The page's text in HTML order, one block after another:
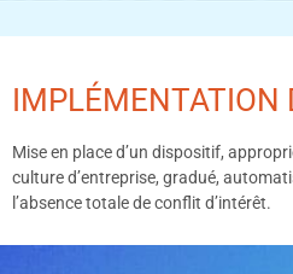
IMPLÉMENTATION
Mise en place d’un dispositif,
culture d’entreprise, gradué,
l’absence totale de conflit d’intérêt.